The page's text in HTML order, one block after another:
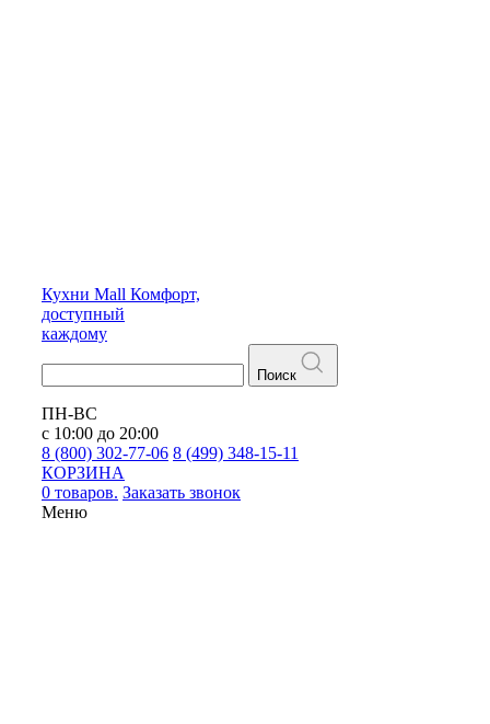
Кухни Mall Комфорт,
доступный
каждому
Поиск
ПН-ВС
с 10:00 до 20:00
8 (800) 302-77-06 8 (499) 348-15-11
КОРЗИНА
0 товаров. Заказать звонок
Меню